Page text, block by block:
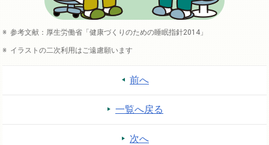
参考文献：厚生労働省「健康づくりのための睡眠指針2014」
イラストの二次利用はご遠慮願います
前へ
一覧へ戻る
次へ